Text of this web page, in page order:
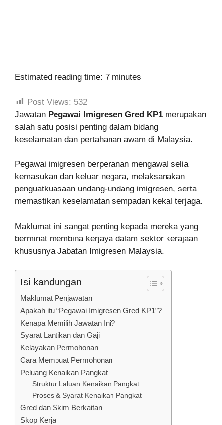
Estimated reading time: 7 minutes
Post Views: 532
Jawatan Pegawai Imigresen Gred KP1 merupakan
salah satu posisi penting dalam bidang
keselamatan dan pertahanan awam di Malaysia.
Pegawai imigresen berperanan mengawal selia
kemasukan dan keluar negara, melaksanakan
penguatkuasaan undang-undang imigresen, serta
memastikan keselamatan sempadan kekal terjaga.
Maklumat ini sangat penting kepada mereka yang
berminat membina kerjaya dalam sektor kerajaan
khususnya Jabatan Imigresen Malaysia.
Isi kandungan
Maklumat Penjawatan
Apakah itu “Pegawai Imigresen Gred KP1”?
Kenapa Memilih Jawatan Ini?
Syarat Lantikan dan Gaji
Kelayakan Permohonan
Cara Membuat Permohonan
Peluang Kenaikan Pangkat
Struktur Laluan Kenaikan Pangkat
Proses & Syarat Kenaikan Pangkat
Gred dan Skim Berkaitan
Skop Kerja